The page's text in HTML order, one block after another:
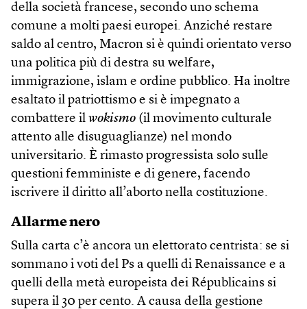
della società francese, secondo uno schema
comune a molti paesi europei. Anziché restare
saldo al centro, Macron si è quindi orientato verso
una politica più di destra su welfare,
immigrazione, islam e ordine pubblico. Ha inoltre
esaltato il patriottismo e si è impegnato a
combattere il wokismo (il movimento culturale
attento alle disuguaglianze) nel mondo
universitario. È rimasto progressista solo sulle
questioni femministe e di genere, facendo
iscrivere il diritto all’aborto nella costituzione.
Allarme nero
Sulla carta c’è ancora un elettorato centrista: se si
sommano i voti del Ps a quelli di Renaissance e a
quelli della metà europeista dei Républicains si
supera il 30 per cento. A causa della gestione